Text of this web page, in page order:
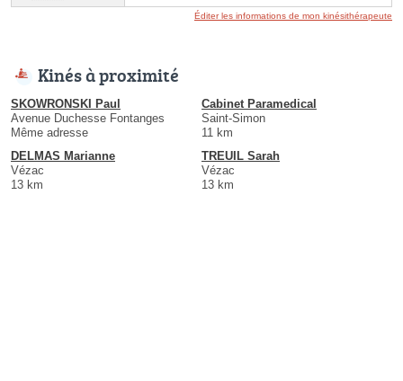
Éditer les informations de mon kinésithérapeute
Kinés à proximité
SKOWRONSKI Paul
Avenue Duchesse Fontanges
Même adresse
Cabinet Paramedical
Saint-Simon
11 km
DELMAS Marianne
Vézac
13 km
TREUIL Sarah
Vézac
13 km